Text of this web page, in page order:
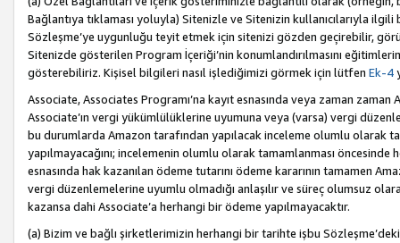
Bağlantıya tıklaması yoluyla) Sitenizle ve Sitenizin kullanıcılarıyla
Sözleşme’ye uygunluğu teyit etmek için sitenizi gözden geçirebilir,
Sitenizde gösterilen Program İçeriği’nin konumlandırılmasını
gösterebiliriz. Kişisel bilgileri nasıl işlediğimizi görmek için lütfen Ek-4
Associate, Associates Programı’na kayıt esnasında veya zaman
Associate’ın vergi yükümlülüklerine uyumuna veya (varsa) vergi
bu durumlarda Amazon tarafından yapılacak inceleme olumlu olarak
yapılmayacağını; incelemenin olumlu olarak tamamlanması
esnasında hak kazanılan ödeme tutarını ödeme kararının tamamen
vergi düzenlemelerine uyumlu olmadığı anlaşılır ve süreç olumsuz
kazansa dahi Associate’a herhangi bir ödeme yapılmayacaktır.
(a) Bizim ve bağlı şirketlerimizin herhangi bir tarihte işbu